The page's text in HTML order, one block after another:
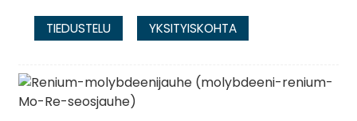
TIEDUSTELU YKSITYISKOHTA